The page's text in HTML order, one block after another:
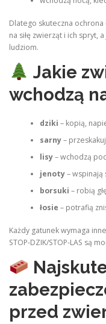
Dlatego skuteczna
na siłę zwierząt i ich spryt,
ludziom.
Jakie
wchodzą
dziki – kopią,
sarny–
lisy– wchodzą
jenoty– wspinają
borsuki – robią
łosie – potrafią
Każdy gatunek wymaga
STOP‑DZIK/STOP‑LAS są
przed